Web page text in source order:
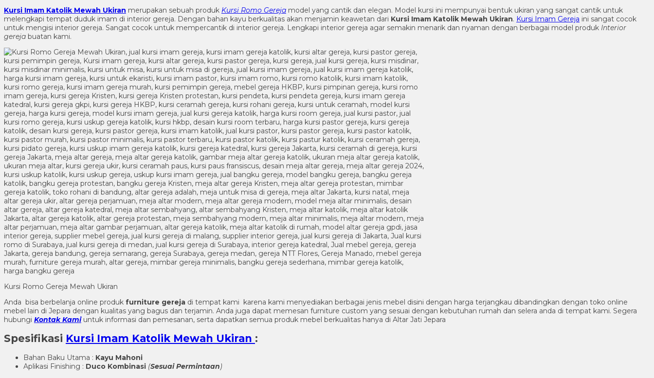
Kursi Imam Katolik Mewah Ukiran merupakan sebuah produk Kursi Romo Gereja model yang cantik dan elegan. Model kursi ini mempunyai bentuk ukiran yang sangat cantik untuk
melengkapi tempat duduk imam di interior gereja. Dengan bahan kayu berkualitas akan menjamin keawetan dari Kursi Imam Katolik Mewah Ukiran. Kursi Imam Gereja ini sangat cocok
untuk mengisi interior gereja. Sangat cocok untuk mempercantik di interior gereja. Lengkapi interior gereja agar semakin menarik dan nyaman dengan berbagai model produk Interior
gereja buatan kami.
Kursi Romo Gereja Mewah Ukiran
Anda bisa berbelanja online produk furniture gereja di tempat kami karena kami menyediakan berbagai jenis mebel disini dengan harga terjangkau dibandingkan dengan toko online
mebel lain di Jepara dengan kualitas yang bagus dan terjamin. Anda juga dapat memesan furniture custom yang sesuai dengan kebutuhan rumah dan selera anda di tempat kami. Segera
hubungi Kontak Kamiuntuk informasi dan pemesanan, serta dapatkan semua produk mebel berkualitas hanya di Altar Jati Jepara
Spesifikasi Kursi Imam Katolik Mewah Ukiran :
Bahan Baku Utama : Kayu Mahoni
Aplikasi Finishing : Duco Kombinasi (Sesuai Permintaan)